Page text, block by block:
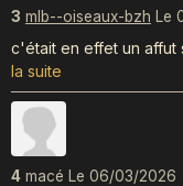
3 mlb--oiseaux-bzh Le
c'était en effet un affut
la suite
4 macé Le 06/03/2026